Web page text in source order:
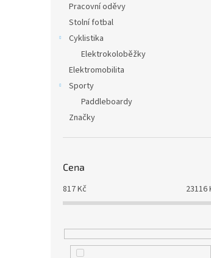
Pracovní oděvy
Stolní fotbal
Cyklistika
Elektrokoloběžky
Elektromobilita
Sporty
Paddleboardy
Značky
Cena
817Kč 23116